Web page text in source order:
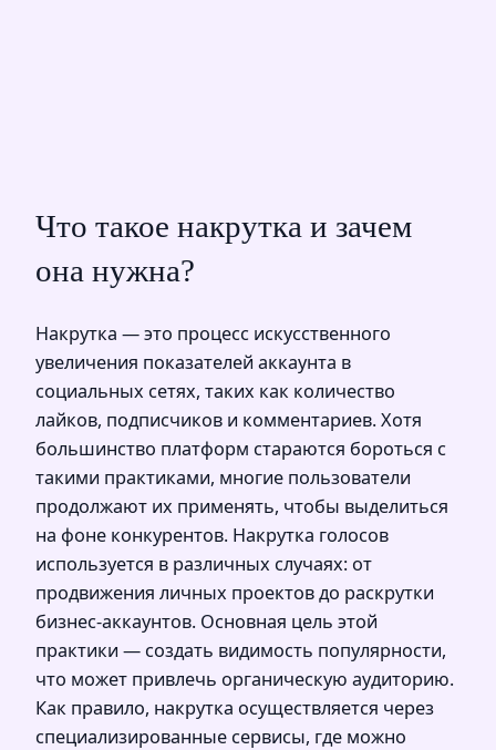
Что такое накрутка и зачем
она нужна?
Накрутка — это процесс искусственного
увеличения показателей аккаунта в
социальных сетях, таких как количество
лайков, подписчиков и комментариев. Хотя
большинство платформ стараются бороться с
такими практиками, многие пользователи
продолжают их применять, чтобы выделиться
на фоне конкурентов. Накрутка голосов
используется в различных случаях: от
продвижения личных проектов до раскрутки
бизнес-аккаунтов. Основная цель этой
практики — создать видимость популярности,
что может привлечь органическую аудиторию.
Как правило, накрутка осуществляется через
специализированные сервисы, где можно